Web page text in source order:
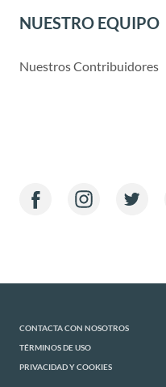
NUESTRO EQUIPO
Nuestros Contribuidores
CONTACTA CON NOSOTROS
TÉRMINOS DE USO
PRIVACIDAD Y COOKIES